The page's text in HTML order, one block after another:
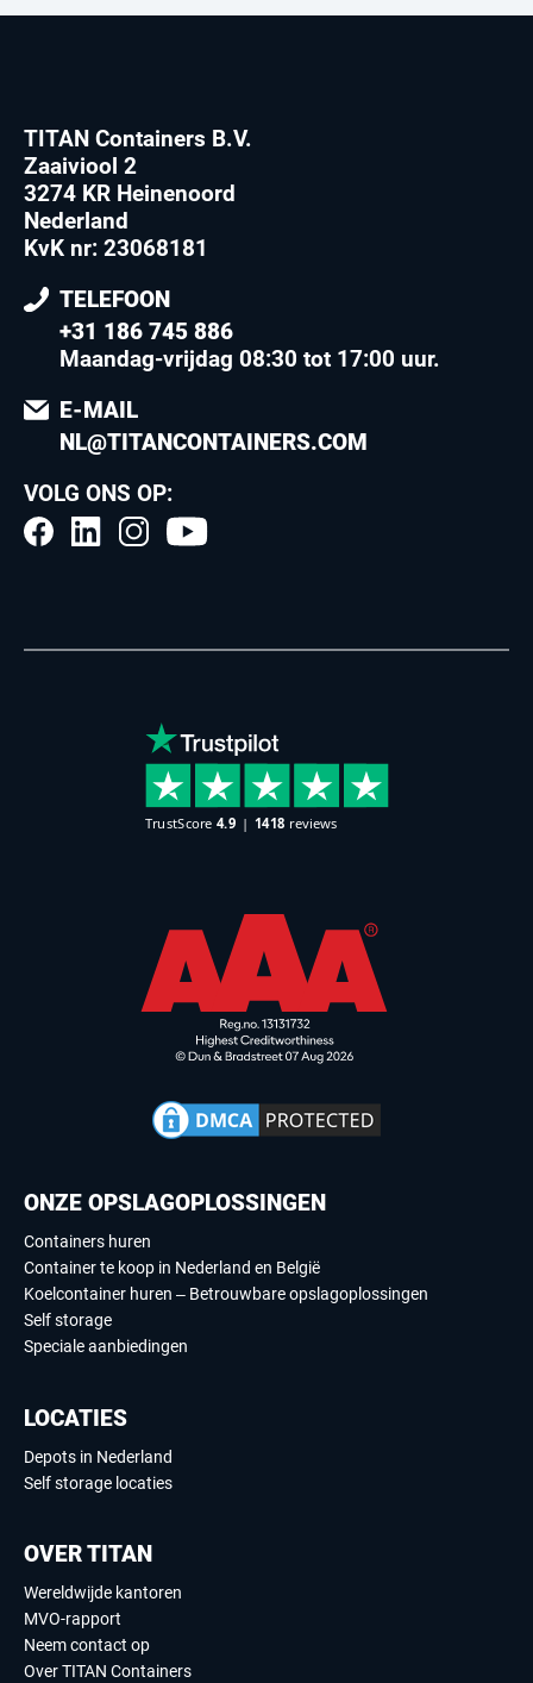
TITAN Containers B.V.
Zaaiviool 2
3274 KR Heinenoord
Nederland
KvK nr: 23068181
TELEFOON
+31 186 745 886
Maandag-vrijdag 08:30 tot 17:00 uur.
E-MAIL
NL@TITANCONTAINERS.COM
VOLG ONS OP:
ONZE OPSLAGOPLOSSINGEN
Containers huren
Container te koop in Nederland en België
Koelcontainer huren – Betrouwbare opslagoplossingen
Self storage
Speciale aanbiedingen
LOCATIES
Depots in Nederland
Self storage locaties
OVER TITAN
Wereldwijde kantoren
MVO-rapport
Neem contact op
Over TITAN Containers